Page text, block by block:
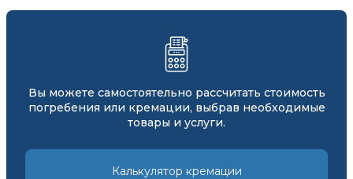
Вы можете самостоятельно рассчитать стоимость
погребения или кремации, выбрав необходимые
товары и услуги.
Калькулятор кремации